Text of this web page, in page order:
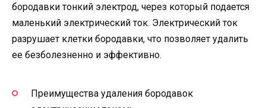
бородавки тонкий электрод, через который подается
маленький электрический ток. Электрический ток
разрушает клетки бородавки, что позволяет удалить
ее безболезненно и эффективно.
Преимущества удаления бородавок